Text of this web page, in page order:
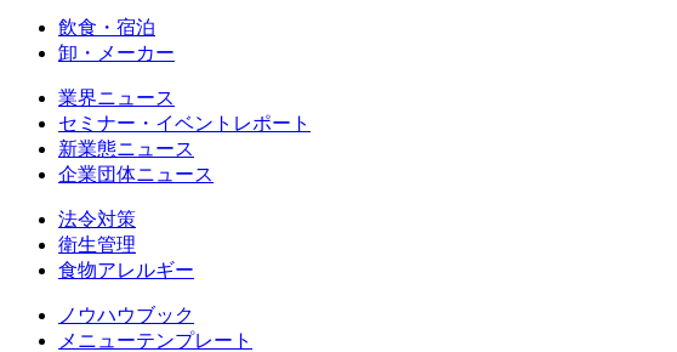
飲食・宿泊
卸・メーカー
業界ニュース
セミナー・イベントレポート
新業態ニュース
企業団体ニュース
法令対策
衛生管理
食物アレルギー
ノウハウブック
メニューテンプレート